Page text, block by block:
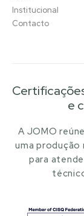
Institucional
Contacto
e
A JOMO
uma produção
para